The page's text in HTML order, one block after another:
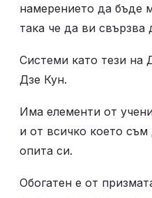
намерението да бъде
така че да ви свързва
Системи като тези на
Дзе Кун.
Има елементи от
и от всичко което съм
опита си.
Обогатен е от